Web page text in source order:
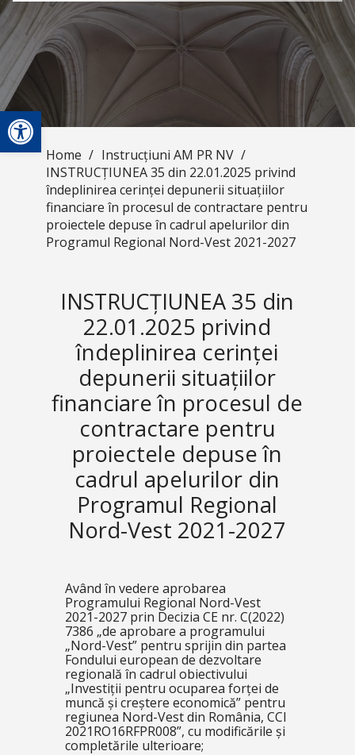
Open toolbar
Home / Instrucțiuni AM PR NV /
INSTRUCȚIUNEA 35 din 22.01.2025 privind
îndeplinirea cerinței depunerii situațiilor
financiare în procesul de contractare pentru
proiectele depuse în cadrul apelurilor din
Programul Regional Nord-Vest 2021-2027
INSTRUCȚIUNEA 35 din
22.01.2025 privind
îndeplinirea cerinței
depunerii situațiilor
financiare în procesul de
contractare pentru
proiectele depuse în
cadrul apelurilor din
Programul Regional
Nord-Vest 2021-2027
Având în vedere aprobarea
Programului Regional Nord-Vest
2021-2027 prin Decizia CE nr. C(2022)
7386 „de aprobare a programului
„Nord-Vest” pentru sprijin din partea
Fondului european de dezvoltare
regională în cadrul obiectivului
„Investiții pentru ocuparea forței de
muncă și creștere economică” pentru
regiunea Nord-Vest din România, CCI
2021RO16RFPR008”, cu modificările și
completările ulterioare;